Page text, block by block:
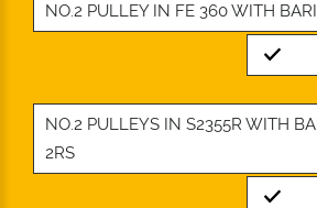
NO.2 PULLEY IN FE 360 WITH
Standard
NO.2 PULLEYS IN S2355R WITH
2RS
Standard